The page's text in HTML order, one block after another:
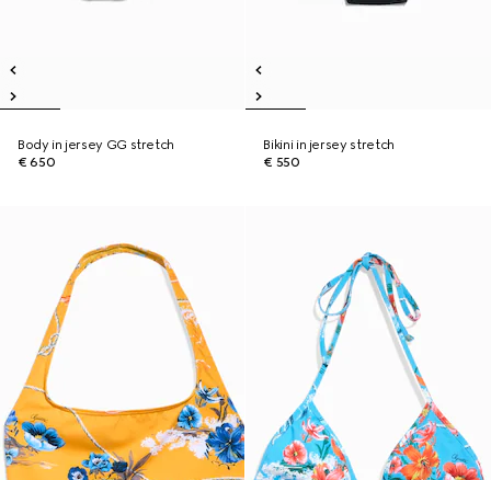
Body in jersey GG stretch
€ 650
Bikini in jersey stretch
€ 550